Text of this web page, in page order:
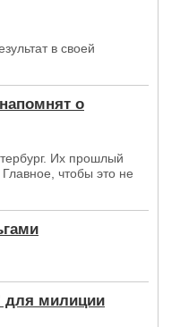
в своей
о
Их прошлый
чтобы это не
для милиции